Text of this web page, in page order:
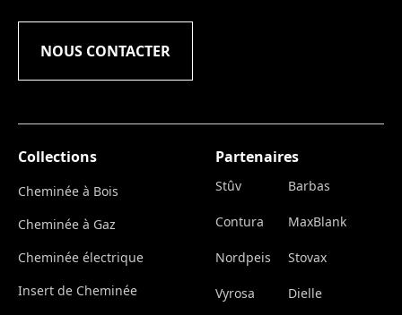
NOUS CONTACTER
Collections
Cheminée à Bois
Cheminée à Gaz
Cheminée électrique
Insert de Cheminée
Partenaires
Stûv Barbas
Contura MaxBlank
Nordpeis Stovax
Vyrosa Dielle